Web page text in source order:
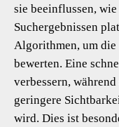
sie beeinflussen,
Suchergebnissen
Algorithmen, um die
bewerten. Eine
verbessern,
geringere
wird. Dies ist